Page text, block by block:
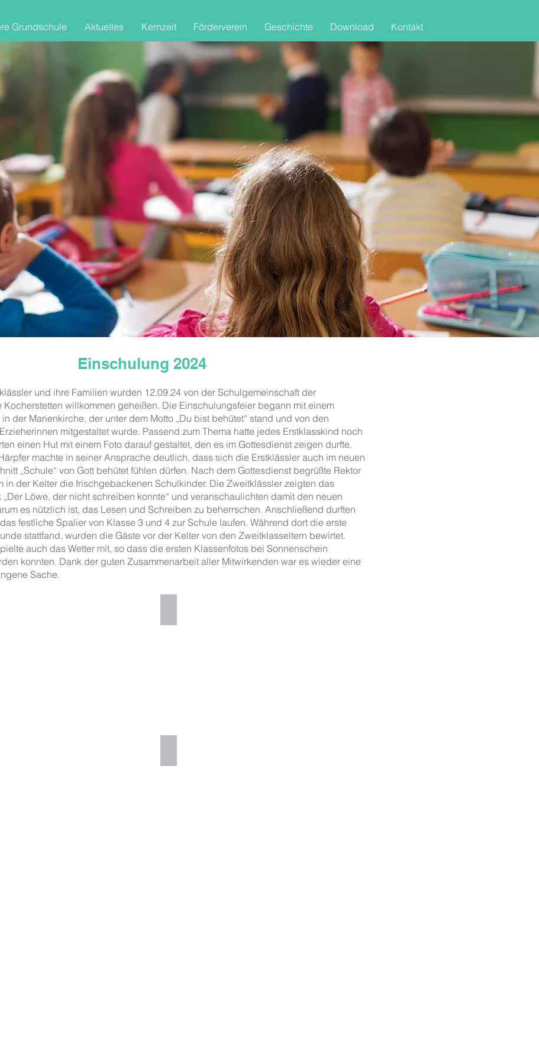
Grundschule Aktuelles Kernzeit Förderverein Geschichte Download Kontakt
Einschulung 2024
und ihre Familien wurden 12.09.24 von der Schulgemeinschaft der
Kocherstetten willkommen geheißen. Die Einschulungsfeier begann mit einem
der Marienkirche, der unter dem Motto „Du bist behütet“ stand und von den
mitgestaltet wurde. Passend zum Thema hatte jedes Erstklasskind noch
einen Hut mit einem Foto darauf gestaltet, den es im Gottesdienst zeigen durfte.
machte in seiner Ansprache deutlich, dass sich die Erstklässler auch im neuen
„Schule“ von Gott behütet fühlen dürfen. Nach dem Gottesdienst begrüßte Rektor
in der Kelter die frischgebackenen Schulkinder. Die Zweitklässler zeigten das
„Der Löwe, der nicht schreiben konnte“ und veranschaulichten damit den neuen
es nützlich ist, das Lesen und Schreiben zu beherrschen. Anschließend durften
festliche Spalier von Klasse 3 und 4 zur Schule laufen. Während dort die erste
stattfand, wurden die Gäste vor der Kelter von den Zweitklasseltern bewirtet.
auch das Wetter mit, so dass die ersten Klassenfotos bei Sonnenschein
konnten. Dank der guten Zusammenarbeit aller Mitwirkenden war es wieder eine
Sache.